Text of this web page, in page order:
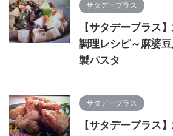
サタデープラス
【サタデープラス
調理レシピ～麻婆
製パスタ
サタデープラス
【サタデープラス